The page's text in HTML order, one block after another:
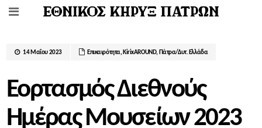
14 Μαΐου 2023 Επικαιρότητα, ΚirixAROUND, Πάτρα/Δυτ. Ελλάδα
Εορτασμός Διεθνούς
Ημέρας Μουσείων 2023